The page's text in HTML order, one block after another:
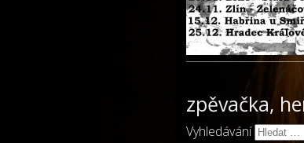
zpěvačka,
Vyhledávání